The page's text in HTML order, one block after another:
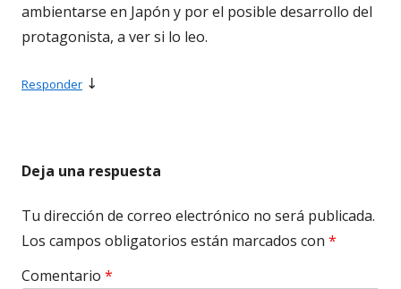
ambientarse en Japón y por el posible desarrollo del
protagonista, a ver si lo leo.
Responder ↓
Deja una respuesta
Tu dirección de correo electrónico no será publicada.
Los campos obligatorios están marcados con *
Comentario *